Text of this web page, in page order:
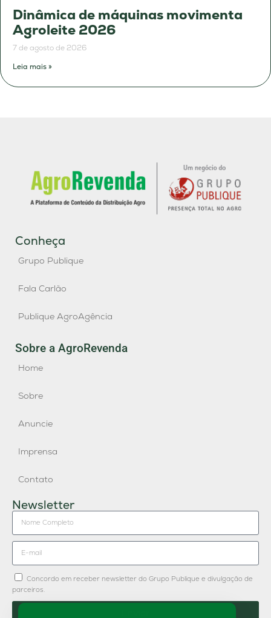
Dinâmica de máquinas movimenta
Agroleite 2026
7 de agosto de 2026
Leia mais »
Conheça
Grupo Publique
Fala Carlão
Publique AgroAgência
Sobre a AgroRevenda
Home
Sobre
Anuncie
Imprensa
Contato
Newsletter
Concordo em receber newsletter do Grupo Publique e divulgação de
parceiros.